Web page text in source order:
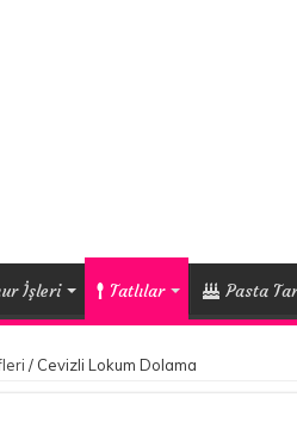
İşleri Tatlılar Pasta
/ Cevizli Lokum Dolama